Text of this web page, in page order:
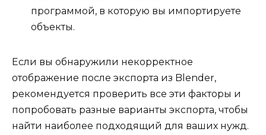
программой, в которую вы импортируете
объекты.
Если вы обнаружили некорректное
отображение после экспорта из Blender,
рекомендуется проверить все эти факторы и
попробовать разные варианты экспорта, чтобы
найти наиболее подходящий для ваших нужд.